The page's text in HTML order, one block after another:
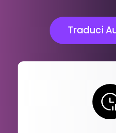
Traduci